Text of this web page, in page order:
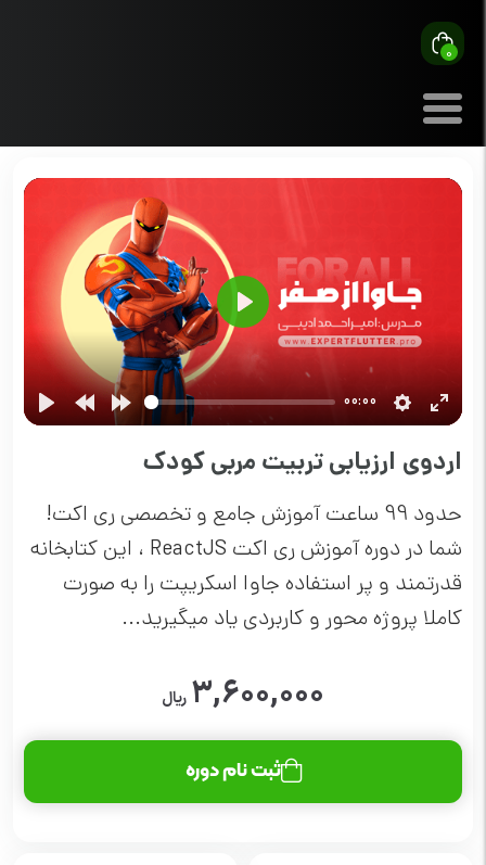
0
اردوی ارزیابی تربیت مربی کودک
حدود 99 ساعت آموزش جامع و تخصصی ری اکت!
شما در دوره آموزش ری اکت ReactJS ، این کتابخانه
قدرتمند و پر استفاده جاوا اسکریپت را به صورت
کاملا پروژه محور و کاربردی یاد میگیرید...
ثبت نام دوره
۳,۶۰۰,۰۰۰ ریال
00:00
Play